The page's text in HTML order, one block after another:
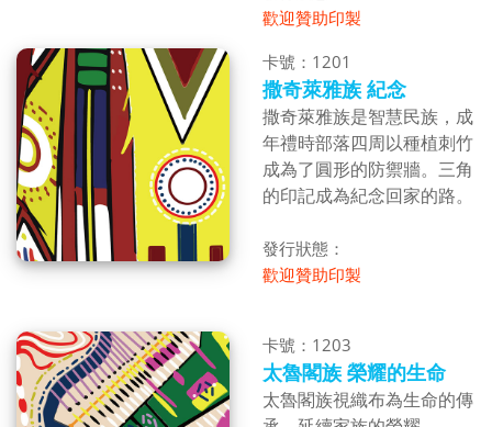
歡迎贊助印製
卡號：1201
撒奇萊雅族 紀念
撒奇萊雅族是智慧民族，成
年禮時部落四周以種植刺竹
成為了圓形的防禦牆。三角
的印記成為紀念回家的路。
發行狀態：
歡迎贊助印製
卡號：1203
太魯閣族 榮耀的生命
太魯閣族視織布為生命的傳